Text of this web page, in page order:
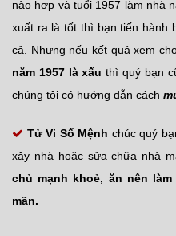
nào hợp và tuổi 1957 làm nhà
xuất ra là tốt thì bạn tiến hành
cả. Nhưng nếu kết quả xem
năm 1957 là xấu thì quý bạn
chúng tôi có hướng dẫn cách
Tử Vi Số Mệnh chúc quý
xây nhà hoặc sửa chữa nhà
chủ mạnh khoẻ, ăn nên
mãn.